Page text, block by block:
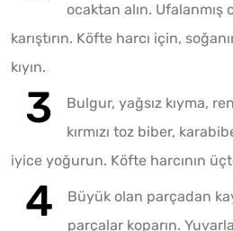
ocaktan alın. Ufalanmış
karıştırın. Köfte harcı için,
kıyın.
Bulgur, yağsız kıyma,
kırmızı toz biber,
iyice yoğurun. Köfte harcının
Büyük olan parçadan
parçalar koparın.